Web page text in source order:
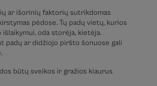
ar išorinių faktorių sutrikdomas
pėdose. Tų padų vietų, kurios
oda storėja, kietėja.
padų ar didžiojo piršto šonuose gali
būtų sveikos ir gražios kiaurus